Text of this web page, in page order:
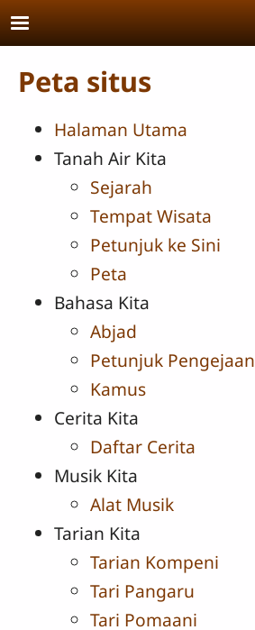
Skip to main content
Peta situs
Halaman Utama
Tanah Air Kita
Sejarah
Tempat Wisata
Petunjuk ke Sini
Peta
Bahasa Kita
Abjad
Petunjuk Pengejaan
Kamus
Cerita Kita
Daftar Cerita
Musik Kita
Alat Musik
Tarian Kita
Tarian Kompeni
Tari Pangaru
Tari Pomaani